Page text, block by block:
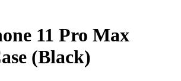
11 Pro Max
(Black)